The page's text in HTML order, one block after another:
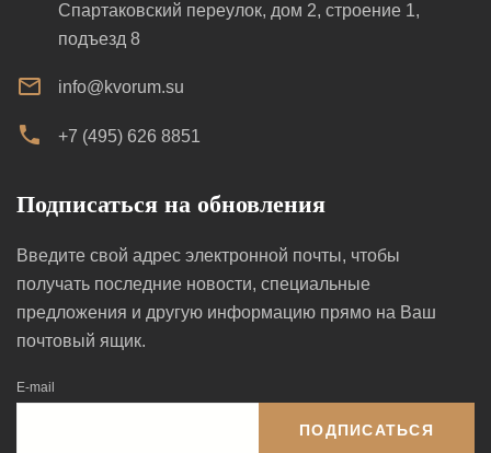
Спартаковский переулок, дом 2, строение 1,
подъезд 8
info@kvorum.su
+7 (495) 626 8851
Подписаться на обновления
Введите свой адрес электронной почты, чтобы
получать последние новости, специальные
предложения и другую информацию прямо на Ваш
почтовый ящик.
E-mail
ПОДПИСАТЬСЯ